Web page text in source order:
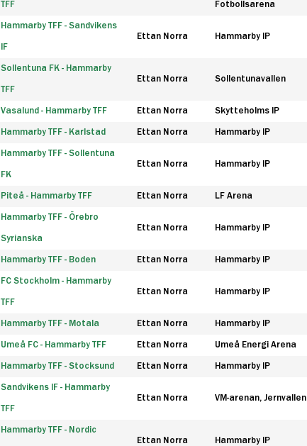
TFF Fotbollsarena
Hammarby TFF - Sandvikens
IF
Ettan Norra Hammarby IP
Sollentuna FK - Hammarby
TFF
Ettan Norra Sollentunavallen
Vasalund - Hammarby TFF Ettan Norra Skytteholms IP
Hammarby TFF - Karlstad Ettan Norra Hammarby IP
Hammarby TFF - Sollentuna
FK
Ettan Norra Hammarby IP
Piteå - Hammarby TFF Ettan Norra LF Arena
Hammarby TFF - Örebro
Syrianska
Ettan Norra Hammarby IP
Hammarby TFF - Boden Ettan Norra Hammarby IP
FC Stockholm - Hammarby
TFF
Ettan Norra Hammarby IP
Hammarby TFF - Motala Ettan Norra Hammarby IP
Umeå FC - Hammarby TFF Ettan Norra Umeå Energi Arena
Hammarby TFF - Stocksund Ettan Norra Hammarby IP
Sandvikens IF - Hammarby
TFF
Ettan Norra VM-arenan, Jernvallen
Hammarby TFF - Nordic
Ettan Norra Hammarby IP